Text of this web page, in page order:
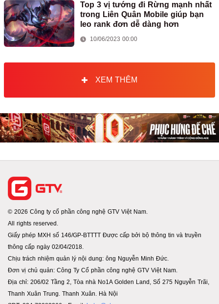
Top 3 vị tướng đi Rừng mạnh nhất
trong Liên Quân Mobile giúp bạn
leo rank đơn dễ dàng hơn
10/06/2023 00:00
XEM THÊM
© 2026 Công ty cổ phần công nghệ GTV Việt Nam.
All rights reserved.
Giấy phép MXH số 146/GP-BTTTT Được cấp bởi bộ thông tin và truyền
thông cấp ngày 02/04/2018.
Chịu trách nhiệm quản lý nội dung: ông Nguyễn Minh Đức.
Đơn vị chủ quản: Công Ty Cổ phần công nghệ GTV Việt Nam.
Địa chỉ: 206/02 Tầng 2, Tòa nhà No1A Golden Land, Số 275 Nguyễn Trãi,
Thanh Xuân Trung. Thanh Xuân. Hà Nội